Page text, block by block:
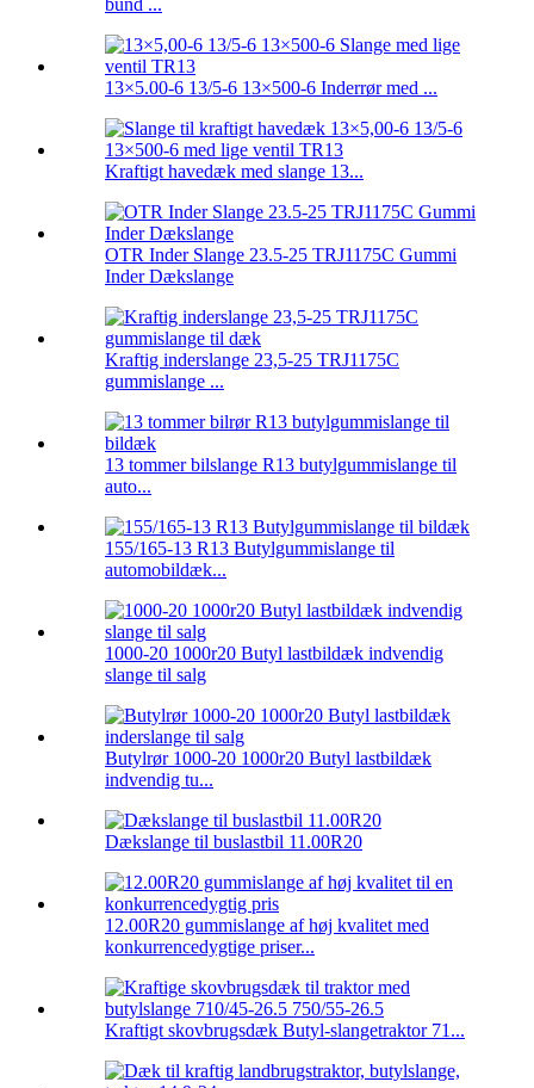
13×5.00-6 13/5-6 13×500-6 Inderrør med ...
Kraftigt havedæk med slange 13...
OTR Inder Slange 23.5-25 TRJ1175C Gummi
Inder Dækslange
Kraftig inderslange 23,5-25 TRJ1175C
gummislange ...
13 tommer bilslange R13 butylgummislange til
auto...
155/165-13 R13 Butylgummislange til
automobildæk...
1000-20 1000r20 Butyl lastbildæk indvendig
slange til salg
Butylrør 1000-20 1000r20 Butyl lastbildæk
indvendig tu...
Dækslange til buslastbil 11.00R20
12.00R20 gummislange af høj kvalitet med
konkurrencedygtige priser...
Kraftigt skovbrugsdæk Butyl-slangetraktor 71...